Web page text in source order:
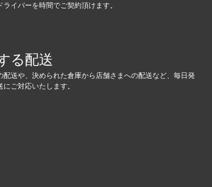
ライバーを時間でご契約頂けます。
る配送
配送や、決められた倉庫から店舗さまへの配送など、毎日発
にご対応いたします。